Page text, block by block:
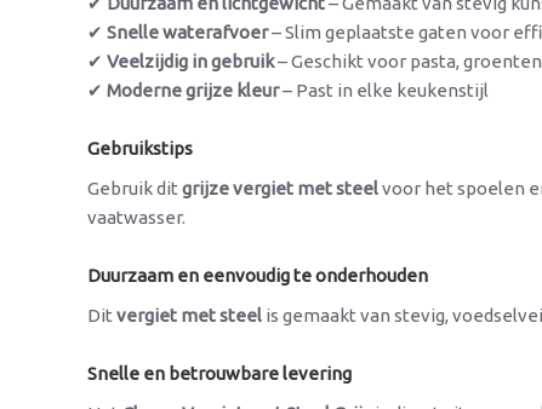
✔ Snelle waterafvoer– Slim geplaatste gaten voor
✔ Veelzijdig in gebruik– Geschikt voor pasta,
✔ Moderne grijze kleur– Past in elke keukenstijl
Gebruikstips
Gebruik dit grijze vergiet met steelvoor het spoelen
vaatwasser.
Duurzaam en eenvoudig te onderhouden
Dit vergiet met steel is gemaakt van stevig,
Snelle en betrouwbare levering